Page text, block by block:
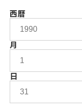
西暦
月
日